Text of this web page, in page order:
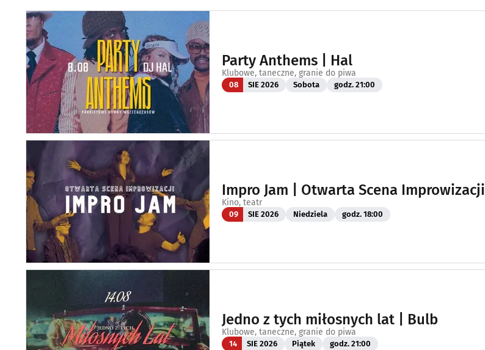
Party Anthems | Hal
Klubowe, taneczne, granie do piwa
08 SIE 2026 Sobota godz. 21:00
Impro Jam | Otwarta Scena Improwizacji
Kino, teatr
09 SIE 2026 Niedziela godz. 18:00
Jedno z tych miłosnych lat | Bulb
Klubowe, taneczne, granie do piwa
14 SIE 2026 Piątek godz. 21:00